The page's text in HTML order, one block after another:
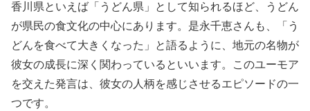
香川県といえば「うどん県」として知られるほど、うどん
が県民の食文化の中心にあります。是永千恵さんも、「う
どんを食べて大きくなった」と語るように、地元の名物が
彼女の成長に深く関わっているといいます。このユーモア
を交えた発言は、彼女の人柄を感じさせるエピソードの一
つです。